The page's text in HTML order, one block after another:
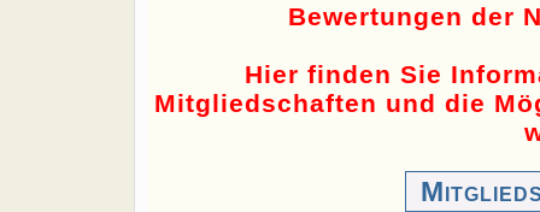
Bewertungen der
Hier finden Sie
Mitgliedschaften und die